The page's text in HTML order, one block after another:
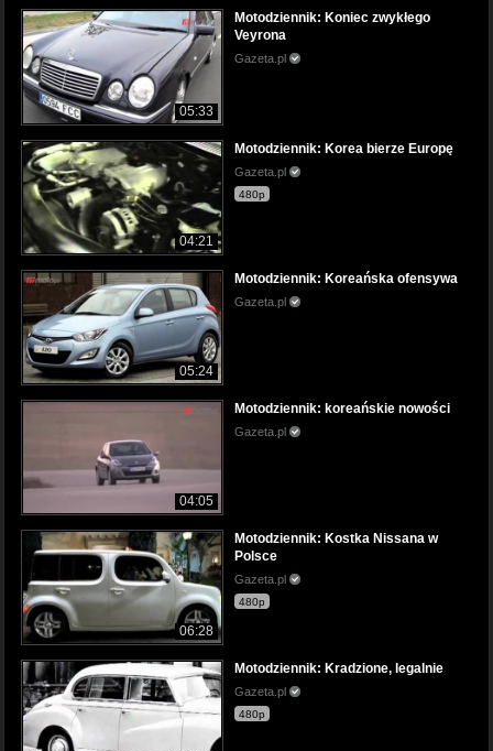
05:33
Motodziennik: Koniec zwykłego
Veyrona
Gazeta.pl
04:21
Motodziennik: Korea bierze Europę
Gazeta.pl
480p
05:24
Motodziennik: Koreańska ofensywa
Gazeta.pl
04:05
Motodziennik: koreańskie nowości
Gazeta.pl
06:28
Motodziennik: Kostka Nissana w
Polsce
Gazeta.pl
480p
Motodziennik: Kradzione, legalnie
Gazeta.pl
480p